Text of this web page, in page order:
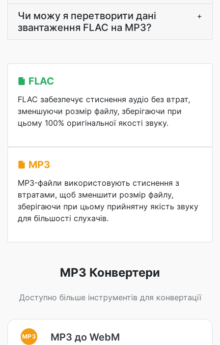
Чи можу я перетворити дані
звантаження FLAC на MP3?
+
FLAC
FLAC забезпечує стиснення аудіо без втрат,
зменшуючи розмір файлу, зберігаючи при
цьому 100% оригінальної якості звуку.
MP3
MP3-файли використовують стиснення з
втратами, щоб зменшити розмір файлу,
зберігаючи при цьому прийнятну якість звуку
для більшості слухачів.
MP3 Конвертери
Доступно більше інструментів для конвертації
MP3 MP3 до WebM